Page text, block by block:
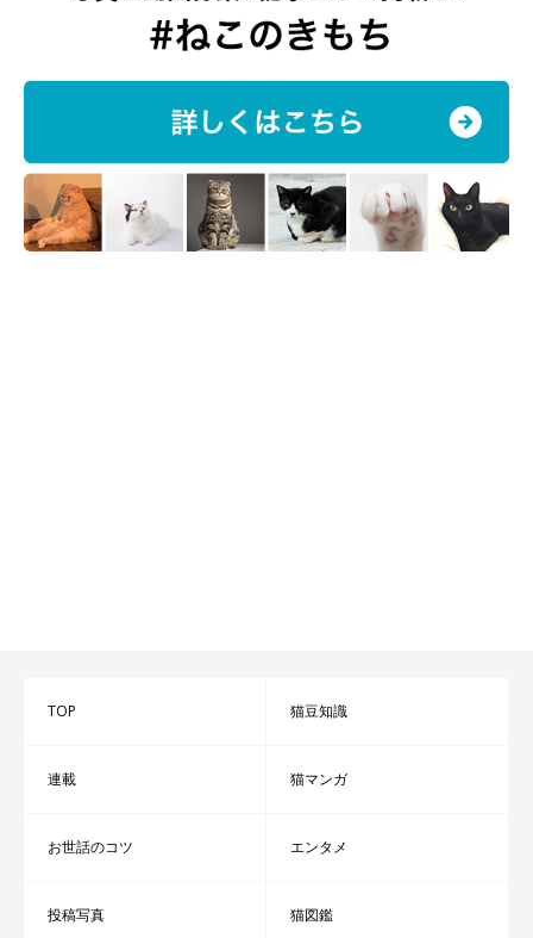
TOP 猫豆知識
連載 猫マンガ
お世話のコツ エンタメ
投稿写真 猫図鑑